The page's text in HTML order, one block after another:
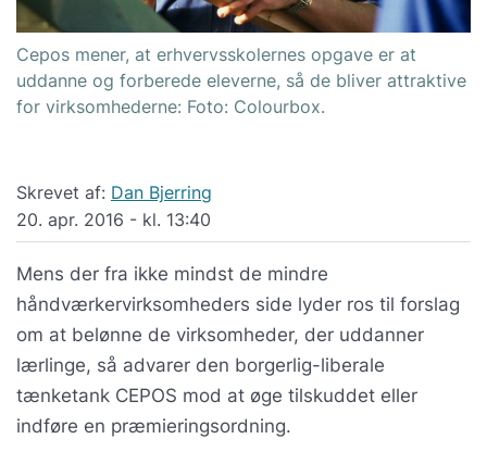
Cepos mener, at erhvervsskolernes opgave er at
uddanne og forberede eleverne, så de bliver attraktive
for virksomhederne: Foto: Colourbox.
Skrevet af: Dan Bjerring
20. apr. 2016 - kl. 13:40
Mens der fra ikke mindst de mindre
håndværkervirksomheders side lyder ros til forslag
om at belønne de virksomheder, der uddanner
lærlinge, så advarer den borgerlig-liberale
tænketank CEPOS mod at øge tilskuddet eller
indføre en præmieringsordning.